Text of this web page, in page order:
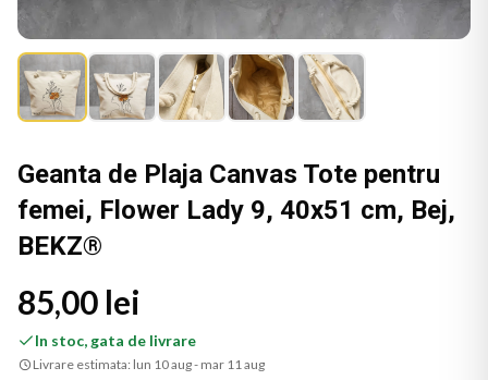
Geanta de Plaja Canvas Tote pentru
femei, Flower Lady 9, 40x51 cm, Bej,
BEKZ®
85,00 lei
In stoc, gata de livrare
Livrare estimata: lun 10 aug - mar 11 aug